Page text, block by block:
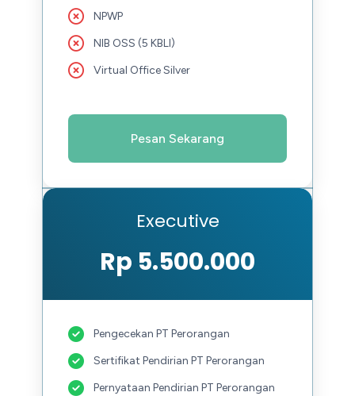
NPWP
NIB OSS (5 KBLI)
Virtual Office Silver
Pesan Sekarang
Executive
Rp 5.500.000
Pengecekan PT Perorangan
Sertifikat Pendirian PT Perorangan
Pernyataan Pendirian PT Perorangan